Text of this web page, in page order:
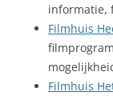
informatie,
Filmhuis
Filmhuis